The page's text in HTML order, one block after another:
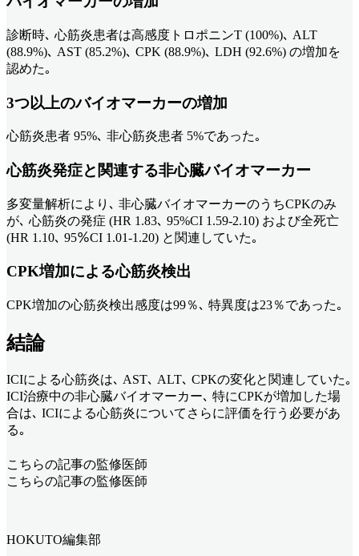
診断時､ 心筋炎患者は高感度トロポニンT (100%)､ ALT
(88.9%)､ AST (85.2%)､ CPK (88.9%)､ LDH (92.6%) の増加を
認めた｡
3つ以上のバイオマーカーの増加
心筋炎患者 95%､ 非心筋炎患者 5%であった｡
心筋炎発症と関連する非心臓バイオマーカー
多変量解析により､ 非心臓バイオマーカーのうちCPKのみ
が､ 心筋炎の発症 (HR 1.83､ 95%CI 1.59-2.10) および全死亡
(HR 1.10､ 95％CI 1.01-1.20) と関連していた｡
CPK増加による心筋炎検出
CPK増加の心筋炎検出感度は99％､ 特異度は23％であった｡
結論
ICIによる心筋炎は､ AST､ ALT､ CPKの変化と関連していた｡
ICI治療中の非心臓バイオマーカー､ 特にCPKが増加した場
合は､ ICIによる心筋炎についてさらに評価を行う必要があ
る｡
こちらの記事の監修医師
こちらの記事の監修医師
HOKUTO編集部